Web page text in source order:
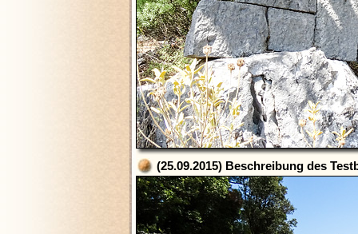
(25.09.2015) Beschreibung des